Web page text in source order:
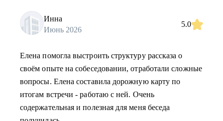
Инна
Июнь 2026
5.0
Елена помогла выстроить структуру рассказа о
своём опыте на собеседовании, отработали сложные
вопросы. Елена составила дорожную карту по
итогам встречи - работаю с ней. Очень
содержательная и полезная для меня беседа